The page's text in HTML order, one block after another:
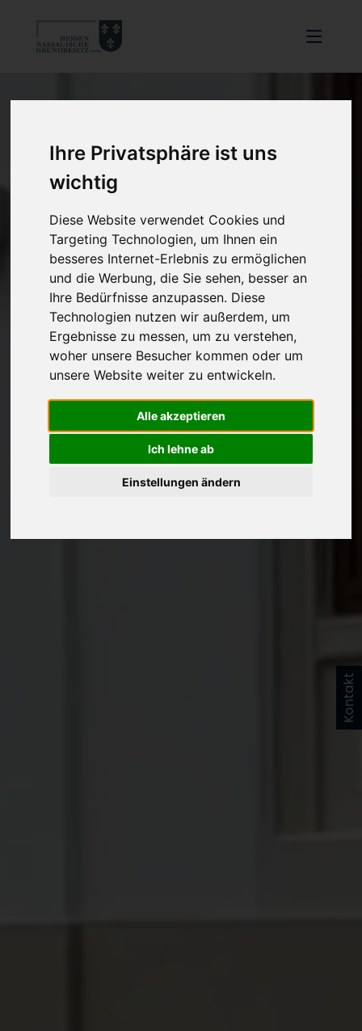
Ihre Privatsphäre ist uns
wichtig
Diese Website verwendet Cookies und
Targeting Technologien, um Ihnen ein
besseres Internet-Erlebnis zu ermöglichen
und die Werbung, die Sie sehen, besser an
Ihre Bedürfnisse anzupassen. Diese
Technologien nutzen wir außerdem, um
Ergebnisse zu messen, um zu verstehen,
woher unsere Besucher kommen oder um
unsere Website weiter zu entwickeln.
Alle akzeptieren
Ich lehne ab
Einstellungen ändern
Kontakt